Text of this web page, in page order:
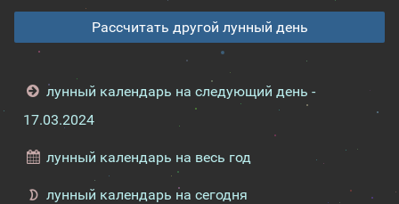
Рассчитать другой лунный день
лунный календарь на следующий день -
17.03.2024
лунный календарь на весь год
лунный календарь на сегодня